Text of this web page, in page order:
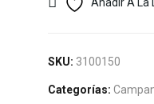
SKU: 3100150
Categorías: